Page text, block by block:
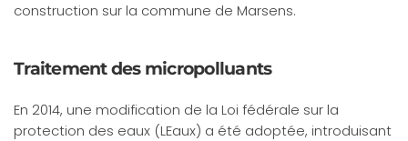
construction sur la commune de Marsens.
Traitement des micropolluants
En 2014, une modification de la Loi fédérale sur la
protection des eaux (LEaux) a été adoptée, introduisant